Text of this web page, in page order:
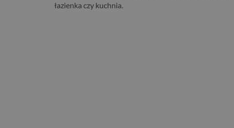
łazienka czy kuchnia.